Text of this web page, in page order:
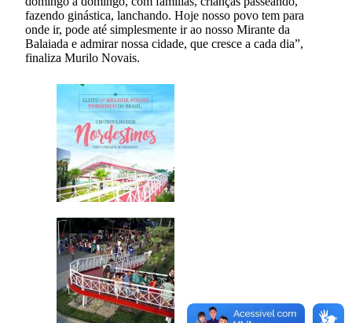
fazendo ginástica, lanchando. Hoje nosso povo tem para
onde ir, pode até simplesmente ir ao nosso Mirante da
Balaiada e admirar nossa cidade, que cresce a cada dia”,
finaliza Murilo Novais.